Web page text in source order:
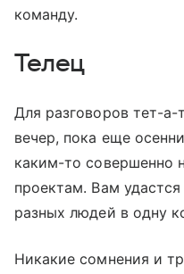
команду.
Телец
Для разговоров тет-
вечер, пока еще
каким-то совершенно
проектам. Вам
разных людей в одну
Никакие сомнения и